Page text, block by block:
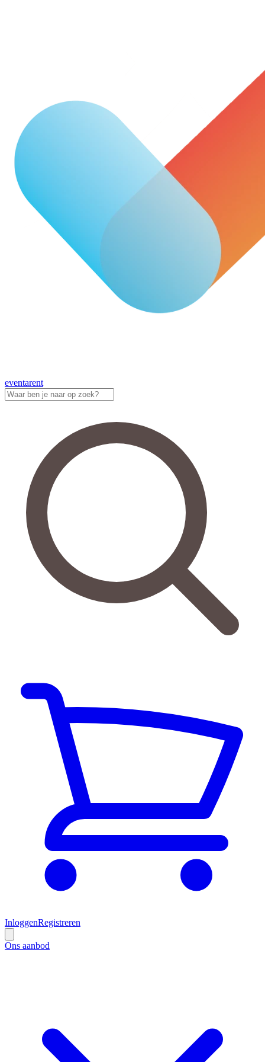
eventarent
InloggenRegistreren
Ons aanbod